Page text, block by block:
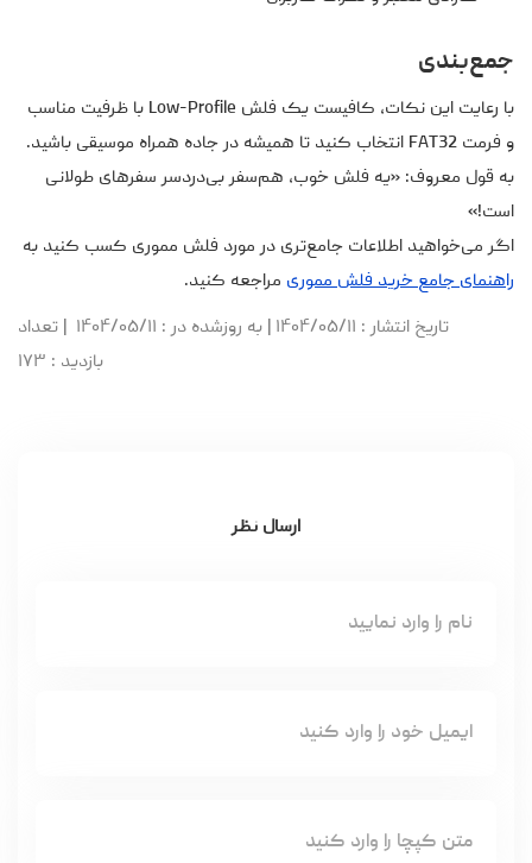
جمع‌بندی
با رعایت این نکات، کافیست یک فلش Low-Profile با ظرفیت مناسب
و فرمت FAT32 انتخاب کنید تا همیشه در جاده همراه موسیقی باشید.
به قول معروف: «یه فلش خوب، هم‌سفر بی‌دردسر سفرهای طولانی
است!»
اگر می‌خواهید اطلاعات جامع‌تری در مورد فلش مموری کسب کنید به
راهنمای جامع خرید فلش مموری مراجعه کنید.
تاریخ انتشار: ۱۴۰۴/۰۵/۱۱ به روزشده در: ۱۴۰۴/۰۵/۱۱
تعداد
بازدید : ۱۷۳
ارسال نظر